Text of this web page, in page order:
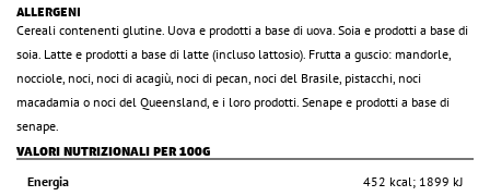
ALLERGENI
Cereali contenenti glutine. Uova e prodotti a base di uova. Soia e prodotti a base di
soia. Latte e prodotti a base di latte (incluso lattosio). Frutta a guscio: mandorle,
nocciole, noci, noci di acagiù, noci di pecan, noci del Brasile, pistacchi, noci
macadamia o noci del Queensland, e i loro prodotti. Senape e prodotti a base di
senape.
VALORI NUTRIZIONALI PER 100G
Energia
452 kcal; 1899 kJ